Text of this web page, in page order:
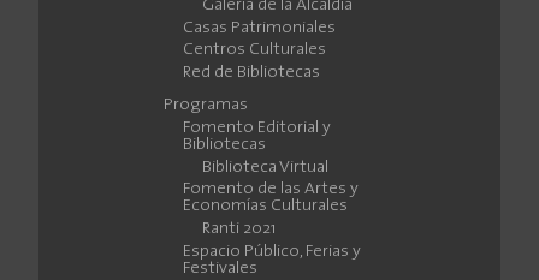
Galería de la Alcaldía
Casas Patrimoniales
Centros Culturales
Red de Bibliotecas
Programas
Fomento Editorial y
Bibliotecas
Biblioteca Virtual
Fomento de las Artes y
Economías Culturales
Ranti 2021
Espacio Público, Ferias y
Festivales